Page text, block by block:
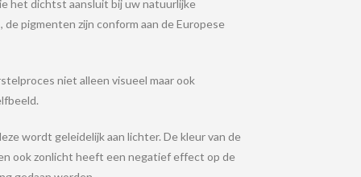
het dichtst aansluit bij uw natuurlijke
pigmenten zijn conform aan de Europese
niet alleen visueel maar ook
wordt geleidelijk aan lichter. De kleur van de
ook zonlicht heeft een negatief effect op de